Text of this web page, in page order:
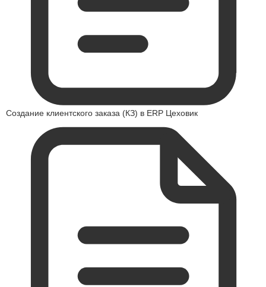
Создание клиентского заказа (КЗ) в ERP Цеховик